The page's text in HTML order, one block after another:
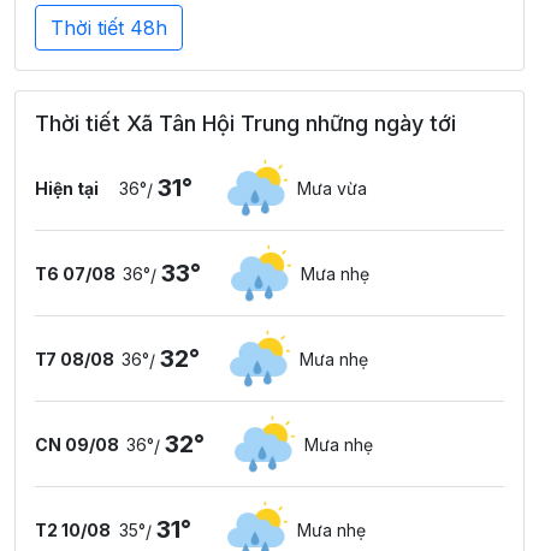
Thời tiết 48h
Thời tiết Xã Tân Hội Trung những ngày tới
Hiện tại 36°/ 31° Mưa vừa
T6 07/08 36°/ 33° Mưa nhẹ
T7 08/08 36°/ 32° Mưa nhẹ
CN 09/08 36°/ 32° Mưa nhẹ
T2 10/08 35°/ 31° Mưa nhẹ